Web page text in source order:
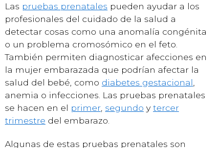
Las pruebas prenatales pueden ayudar a los
profesionales del cuidado de la salud a
detectar cosas como una anomalía congénita
o un problema cromosómico en el feto.
También permiten diagnosticar afecciones en
la mujer embarazada que podrían afectar la
salud del bebé, como diabetes gestacional
anemia o infecciones. Las pruebas prenatales
se hacen en el primer segundo y tercer
trimestre del embarazo.
Algunas de estas pruebas prenatales son